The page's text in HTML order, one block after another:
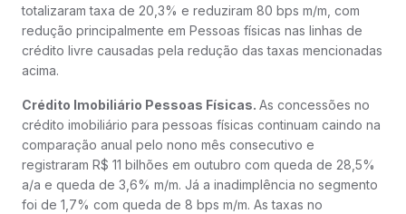
totalizaram taxa de 20,3% e reduziram 80 bps m/m, com
redução principalmente em Pessoas físicas nas linhas de
crédito livre causadas pela redução das taxas mencionadas
acima.
Crédito Imobiliário Pessoas Físicas. As concessões no
crédito imobiliário para pessoas físicas continuam caindo na
comparação anual pelo nono mês consecutivo e
registraram R$ 11 bilhões em outubro com queda de 28,5%
a/a e queda de 3,6% m/m. Já a inadimplência no segmento
foi de 1,7% com queda de 8 bps m/m. As taxas no